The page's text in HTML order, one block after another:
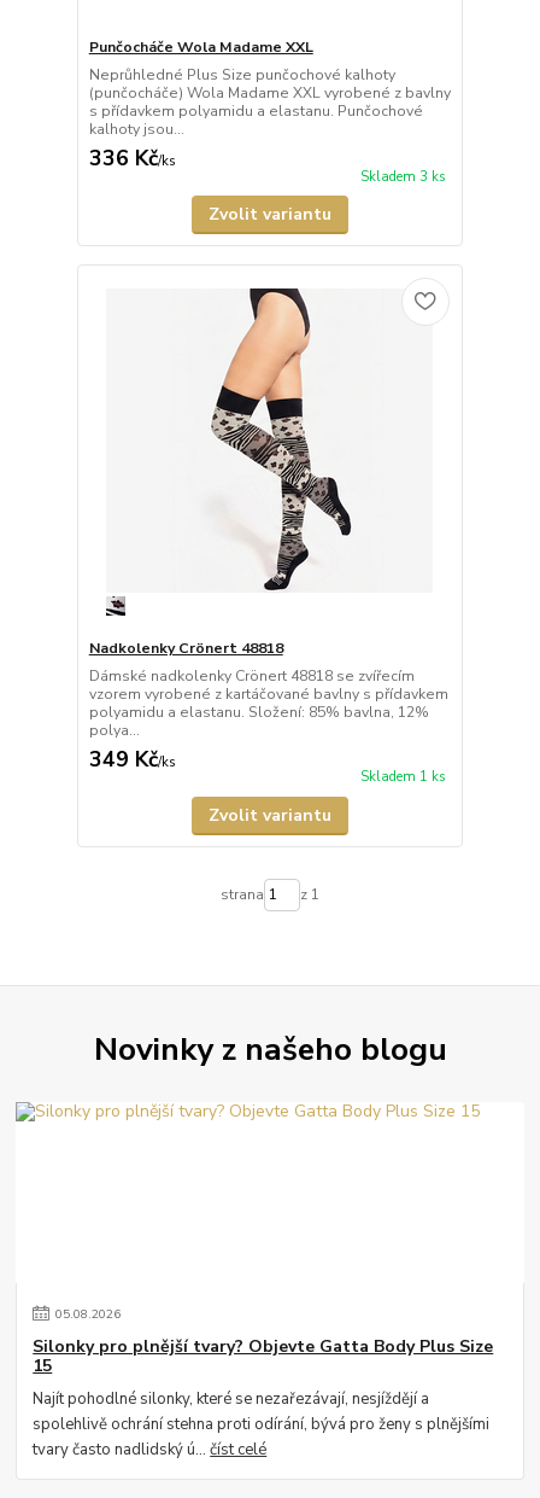
Punčocháče Wola Madame XXL
Neprůhledné Plus Size punčochové kalhoty
(punčocháče) Wola Madame XXL vyrobené z bavlny
s přídavkem polyamidu a elastanu. Punčochové
kalhoty jsou...
336 Kč/ks
Skladem 3 ks
Zvolit variantu
Nadkolenky Crönert 48818
Dámské nadkolenky Crönert 48818 se zvířecím
vzorem vyrobené z kartáčované bavlny s přídavkem
polyamidu a elastanu. Složení: 85% bavlna, 12%
polya...
349 Kč/ks
Skladem 1 ks
Zvolit variantu
strana z 1
Novinky z našeho blogu
05.08.2026
Silonky pro plnější tvary? Objevte Gatta Body Plus Size
15
Najít pohodlné silonky, které se nezařezávají, nesjíždějí a
spolehlivě ochrání stehna proti odírání, bývá pro ženy s plnějšími
tvary často nadlidský ú...číst celé